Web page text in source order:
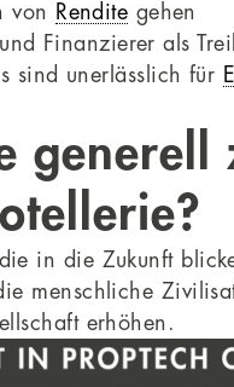
von Rendite gehen
Finanzierer als
sind unerlässlich für
in die Zukunft
menschliche
erhöhen.